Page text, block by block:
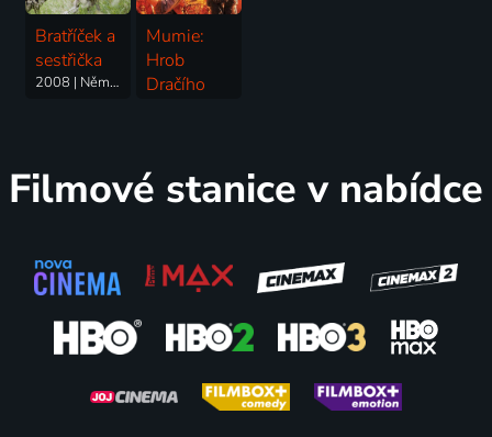
Bratříček a
sestřička
2008 | Německo | Fantasy, Dobrodružný, Pohádka, Rodinný, Romantický
Mumie:
Hrob
Dračího
Filmové stanice v nabídce